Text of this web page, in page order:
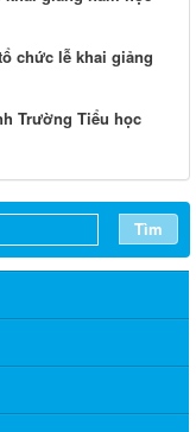
chức lễ khai giảng
Trường Tiểu học
Tìm